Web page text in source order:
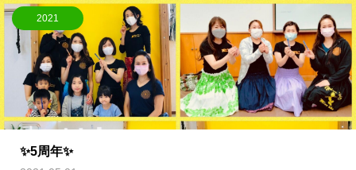
2021
✨5周年✨